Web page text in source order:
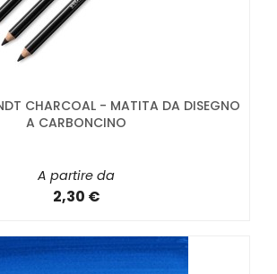
CHARCOAL - MATITA DA DISEGNO
A CARBONCINO
A partire da
2,30 €